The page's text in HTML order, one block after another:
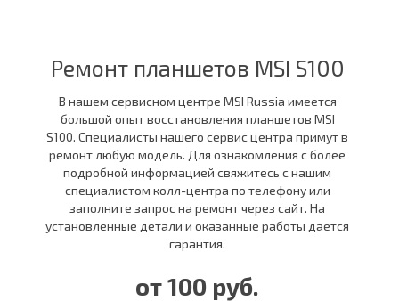
Ремонт планшетов MSI S100
В нашем сервисном центре MSI Russia имеется
большой опыт восстановления планшетов MSI
S100. Специалисты нашего сервис центра примут в
ремонт любую модель. Для ознакомления с более
подробной информацией свяжитесь с нашим
специалистом колл-центра по телефону или
заполните запрос на ремонт через сайт. На
установленные детали и оказанные работы дается
гарантия.
от 100 руб.